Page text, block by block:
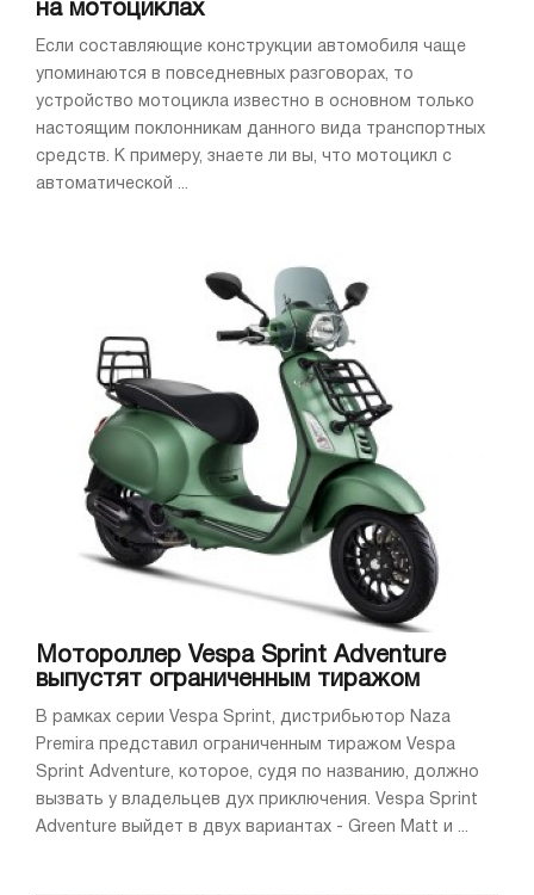
на мотоциклах
Если составляющие конструкции автомобиля чаще
упоминаются в повседневных разговорах, то
устройство мотоцикла известно в основном только
настоящим поклонникам данного вида транспортных
средств. К примеру, знаете ли вы, что мотоцикл с
автоматической ...
Мотороллер Vespa Sprint Adventure
выпустят ограниченным тиражом
В рамках серии Vespa Sprint, дистрибьютор Naza
Premira представил ограниченным тиражом Vespa
Sprint Adventure, которое, судя по названию, должно
вызвать у владельцев дух приключения. Vespa Sprint
Adventure выйдет в двух вариантах - Green Matt и ...